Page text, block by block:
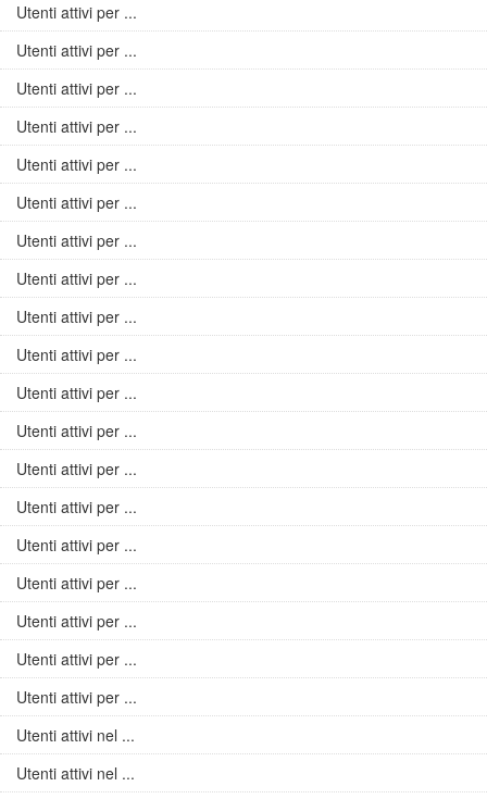
Utenti attivi per ...
Utenti attivi per ...
Utenti attivi per ...
Utenti attivi per ...
Utenti attivi per ...
Utenti attivi per ...
Utenti attivi per ...
Utenti attivi per ...
Utenti attivi per ...
Utenti attivi per ...
Utenti attivi per ...
Utenti attivi per ...
Utenti attivi per ...
Utenti attivi per ...
Utenti attivi per ...
Utenti attivi per ...
Utenti attivi per ...
Utenti attivi per ...
Utenti attivi per ...
Utenti attivi nel ...
Utenti attivi nel ...